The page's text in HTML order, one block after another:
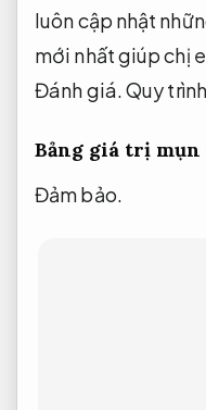
luôn cập nhật
mới nhất giúp chị
Đánh giá.Quy
Bảng giá trị mụn
Đảm bảo.